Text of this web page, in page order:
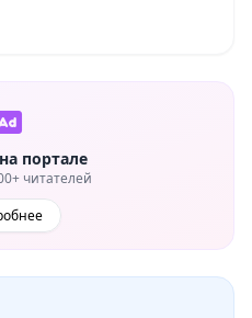
портале
читателей